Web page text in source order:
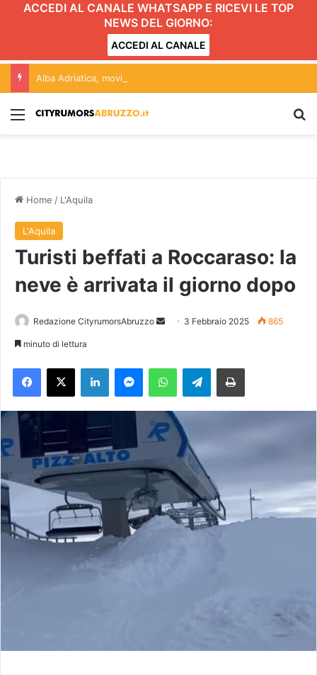
ACCEDI AL CANALE WHATSAPP E RICEVI LE TOP
NEWS DEL GIORNO:
ACCEDI AL CANALE
Menu
Home / L'Aquila
L'Aquila
Turisti beffati a Roccaraso: la
neve è arrivata il giorno dopo
Redazione CityrumorsAbruzzo
a
n
'
m
i
3 Febbraio 2025 865
minuto di lettura
Telegram